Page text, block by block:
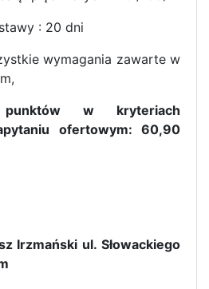
: 20 dni
wymagania zawarte w
w kryteriach
ofertowym: 60,90
Irzmański ul. Słowackiego